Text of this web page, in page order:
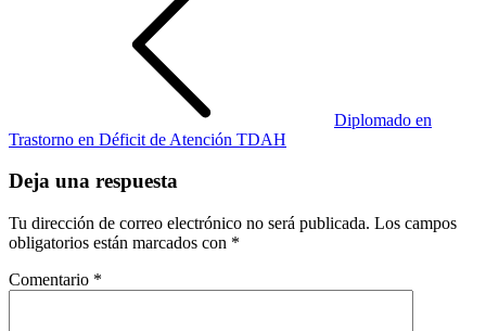
Diplomado en
Trastorno en Déficit de Atención TDAH
Deja una respuesta
Tu dirección de correo electrónico no será publicada. Los campos
obligatorios están marcados con *
Comentario *